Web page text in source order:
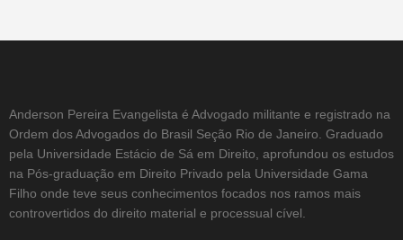
Anderson Pereira Evangelista é Advogado militante e registrado na
Ordem dos Advogados do Brasil Seção Rio de Janeiro. Graduado
pela Universidade Estácio de Sá em Direito, aprofundou os estudos
na Pós-graduação em Direito Privado pela Universidade Gama
Filho onde teve seus conhecimentos focados nos ramos mais
controvertidos do direito material e processual cível.